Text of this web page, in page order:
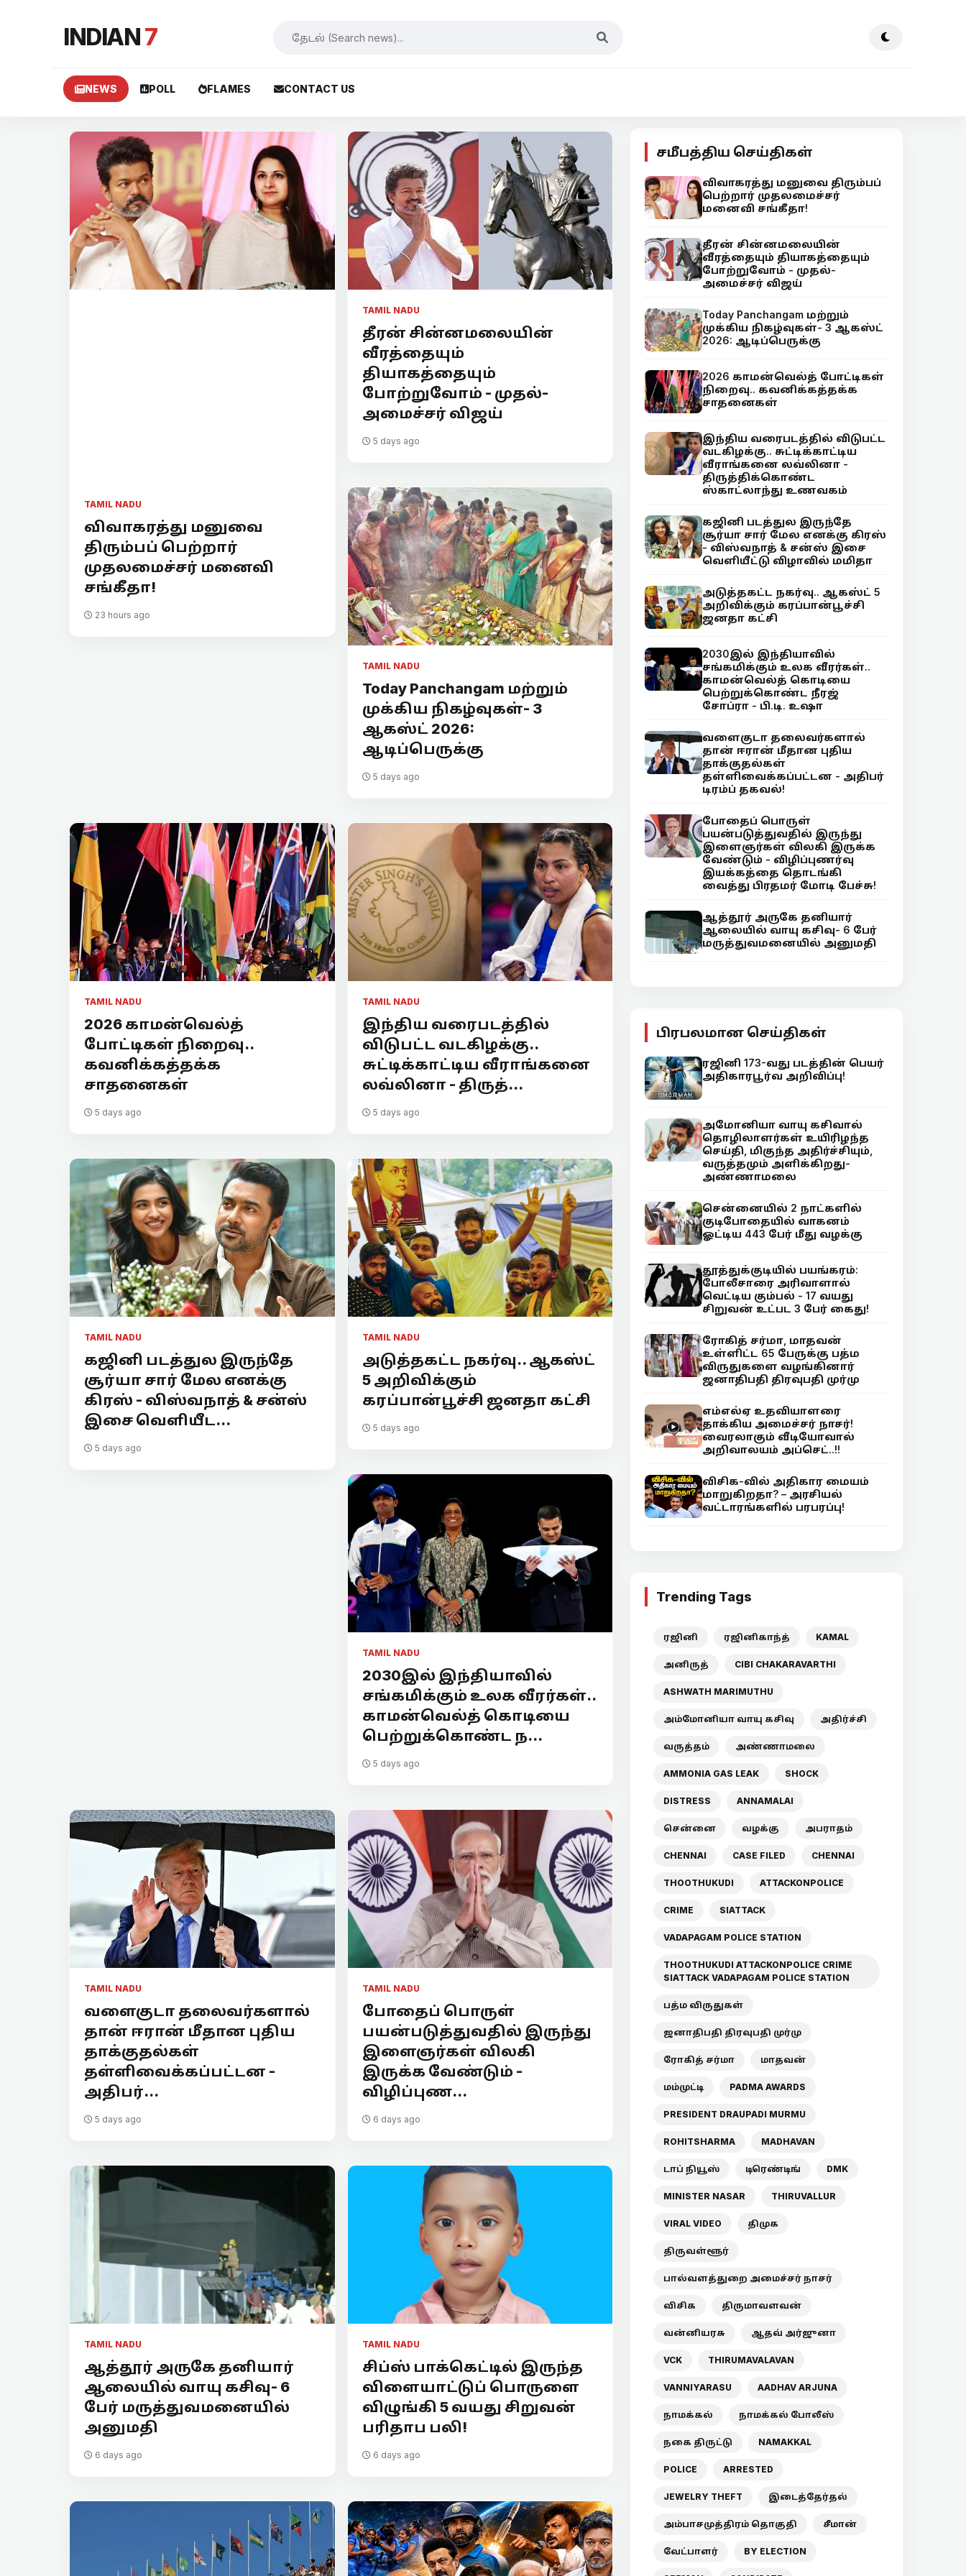
INDIAN7
NEWS POLL FLAMES CONTACT US
TAMIL NADU
விவாகரத்து மனுவை
திரும்பப் பெற்றார்
முதலமைச்சர் மனைவி
சங்கீதா!
23 hours ago
TAMIL NADU
தீரன் சின்னமலையின்
வீரத்தையும்
தியாகத்தையும்
போற்றுவோம் - முதல்-
அமைச்சர் விஜய்
5 days ago
TAMIL NADU
Today Panchangam மற்றும்
முக்கிய நிகழ்வுகள்- 3
ஆகஸ்ட் 2026:
ஆடிப்பெருக்கு
5 days ago
TAMIL NADU
2026 காமன்வெல்த்
போட்டிகள் நிறைவு..
கவனிக்கத்தக்க
சாதனைகள்
5 days ago
TAMIL NADU
இந்திய வரைபடத்தில்
விடுபட்ட வடகிழக்கு..
சுட்டிக்காட்டிய வீராங்கனை
லவ்லினா - திருத்...
5 days ago
TAMIL NADU
கஜினி படத்துல இருந்தே
சூர்யா சார் மேல எனக்கு
கிரஸ் - விஸ்வநாத் & சன்ஸ்
இசை வெளியீட...
5 days ago
TAMIL NADU
அடுத்தகட்ட நகர்வு.. ஆகஸ்ட்
5 அறிவிக்கும்
கரப்பான்பூச்சி ஜனதா கட்சி
5 days ago
TAMIL NADU
2030இல் இந்தியாவில்
சங்கமிக்கும் உலக வீரர்கள்..
காமன்வெல்த் கொடியை
பெற்றுக்கொண்ட ந...
5 days ago
TAMIL NADU
வளைகுடா தலைவர்களால்
தான் ஈரான் மீதான புதிய
தாக்குதல்கள்
தள்ளிவைக்கப்பட்டன -
அதிபர்...
5 days ago
TAMIL NADU
போதைப் பொருள்
பயன்படுத்துவதில் இருந்து
இளைஞர்கள் விலகி
இருக்க வேண்டும் -
விழிப்புண...
6 days ago
TAMIL NADU
ஆத்தூர் அருகே தனியார்
ஆலையில் வாயு கசிவு- 6
பேர் மருத்துவமனையில்
அனுமதி
6 days ago
TAMIL NADU
சிப்ஸ் பாக்கெட்டில் இருந்த
விளையாட்டுப் பொருளை
விழுங்கி 5 வயது சிறுவன்
பரிதாப பலி!
6 days ago
சமீபத்திய செய்திகள்
விவாகரத்து மனுவை திரும்பப்
பெற்றார் முதலமைச்சர்
மனைவி சங்கீதா!
தீரன் சின்னமலையின்
வீரத்தையும் தியாகத்தையும்
போற்றுவோம் - முதல்-
அமைச்சர் விஜய்
Today Panchangam மற்றும்
முக்கிய நிகழ்வுகள்- 3 ஆகஸ்ட்
2026: ஆடிப்பெருக்கு
2026 காமன்வெல்த் போட்டிகள்
நிறைவு.. கவனிக்கத்தக்க
சாதனைகள்
இந்திய வரைபடத்தில் விடுபட்ட
வடகிழக்கு.. சுட்டிக்காட்டிய
வீராங்கனை லவ்லினா -
திருத்திக்கொண்ட
ஸ்காட்லாந்து உணவகம்
கஜினி படத்துல இருந்தே
சூர்யா சார் மேல எனக்கு கிரஸ்
- விஸ்வநாத் & சன்ஸ் இசை
வெளியீட்டு விழாவில் மமிதா
அடுத்தகட்ட நகர்வு.. ஆகஸ்ட் 5
அறிவிக்கும் கரப்பான்பூச்சி
ஜனதா கட்சி
2030இல் இந்தியாவில்
சங்கமிக்கும் உலக வீரர்கள்..
காமன்வெல்த் கொடியை
பெற்றுக்கொண்ட நீரஜ்
சோப்ரா - பி.டி. உஷா
வளைகுடா தலைவர்களால்
தான் ஈரான் மீதான புதிய
தாக்குதல்கள்
தள்ளிவைக்கப்பட்டன - அதிபர்
டிரம்ப் தகவல்!
போதைப் பொருள்
பயன்படுத்துவதில் இருந்து
இளைஞர்கள் விலகி இருக்க
வேண்டும் - விழிப்புணர்வு
இயக்கத்தை தொடங்கி
வைத்து பிரதமர் மோடி பேச்சு!
ஆத்தூர் அருகே தனியார்
ஆலையில் வாயு கசிவு- 6 பேர்
மருத்துவமனையில் அனுமதி
பிரபலமான செய்திகள்
ரஜினி 173-வது படத்தின் பெயர்
அதிகாரபூர்வ அறிவிப்பு!
அமோனியா வாயு கசிவால்
தொழிலாளர்கள் உயிரிழந்த
செய்தி, மிகுந்த அதிர்ச்சியும்,
வருத்தமும் அளிக்கிறது-
அண்ணாமலை
சென்னையில் 2 நாட்களில்
குடிபோதையில் வாகனம்
ஓட்டிய 443 பேர் மீது வழக்கு
தூத்துக்குடியில் பயங்கரம்:
போலீசாரை அரிவாளால்
வெட்டிய கும்பல் - 17 வயது
சிறுவன் உட்பட 3 பேர் கைது!
ரோகித் சர்மா, மாதவன்
உள்ளிட்ட 65 பேருக்கு பத்ம
விருதுகளை வழங்கினார்
ஜனாதிபதி திரவுபதி முர்மு
எம்எல்ஏ உதவியாளரை
தாக்கிய அமைச்சர் நாசர்!
வைரலாகும் வீடியோவால்
அறிவாலயம் அப்செட்..!!
விசிக-வில் அதிகார மையம்
மாறுகிறதா? – அரசியல்
வட்டாரங்களில் பரபரப்பு!
Trending Tags
ரஜினி ரஜினிகாந்த் KAMAL
அனிருத் CIBI CHAKARAVARTHI
ASHWATH MARIMUTHU
அம்மோனியா வாயு கசிவு அதிர்ச்சி
வருத்தம் அண்ணாமலை
AMMONIA GAS LEAK SHOCK
DISTRESS ANNAMALAI
சென்னை வழக்கு அபராதம்
CHENNAI CASE FILED CHENNAI
THOOTHUKUDI ATTACKONPOLICE
CRIME SIATTACK
VADAPAGAM POLICE STATION
THOOTHUKUDI ATTACKONPOLICE CRIME
SIATTACK VADAPAGAM POLICE STATION
பத்ம விருதுகள்
ஜனாதிபதி திரவுபதி முர்மு
ரோகித் சர்மா மாதவன்
மம்முட்டி PADMA AWARDS
PRESIDENT DRAUPADI MURMU
ROHITSHARMA MADHAVAN
டாப் நியூஸ் டிரெண்டிங் DMK
MINISTER NASAR THIRUVALLUR
VIRAL VIDEO திமுக
திருவள்ளூர்
பால்வளத்துறை அமைச்சர் நாசர்
விசிக திருமாவளவன்
வன்னியரசு ஆதவ் அர்ஜுனா
VCK THIRUMAVALAVAN
VANNIYARASU AADHAV ARJUNA
நாமக்கல் நாமக்கல் போலீஸ்
நகை திருட்டு NAMAKKAL
POLICE ARRESTED
JEWELRY THEFT இடைத்தேர்தல்
அம்பாசமுத்திரம் தொகுதி சீமான்
வேட்பாளர் BY ELECTION